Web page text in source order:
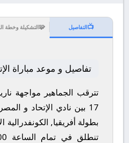
📺التفاصيل 🧩التشكيلة وخطة
تفاصيل و موعد مباراة
17 بين نادي الإتحاد و
بطولة أفريقيا, الكونفدرالية